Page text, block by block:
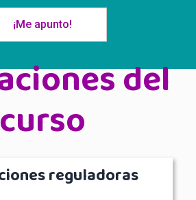
¡Me apunto!
del
curso
reguladoras